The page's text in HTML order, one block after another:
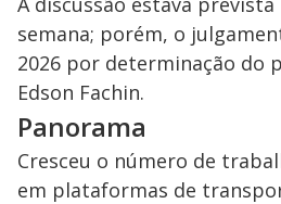
e
o
semana; porém, o
2026 por determinação do
Edson Fachin.
Panorama
Cresceu o número de
em plataformas de